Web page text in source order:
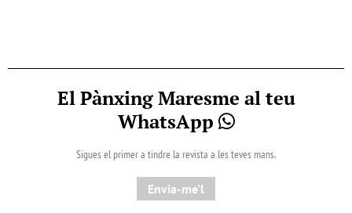
El Pànxing Maresme al teu
WhatsApp
Sigues el primer a tindre la revista a les teves mans.
Envia-me'l